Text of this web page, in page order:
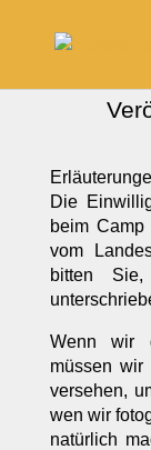
Die
beim
vom
bitten
Wenn wir
müssen wir
versehen,
wen wir
natürlich